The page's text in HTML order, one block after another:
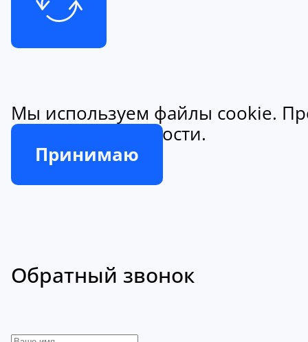
Мы используем файлы cookie.
конфиденциальности.
Принимаю
Обратный звонок